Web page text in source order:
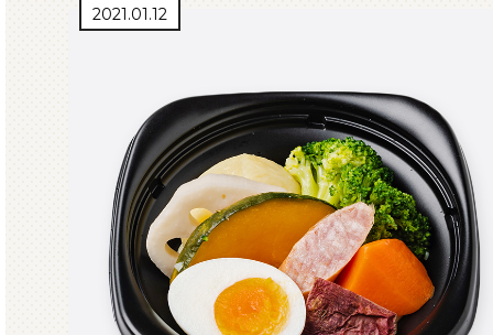
2021.01.12